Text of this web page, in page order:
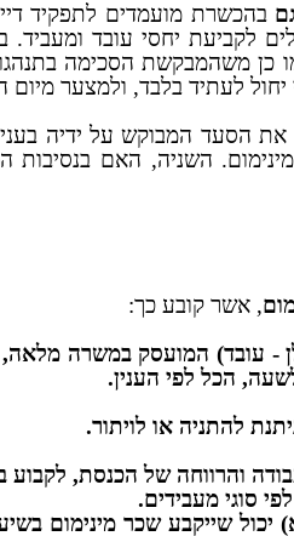
בהכשרת מועמדים לתפקיד
לקביעת יחסי עובד
כן משהמבקשת הסכימה
לעתיד בלבד, ולמצער
הסעד המבוקש על ידיה
השניה, האם בנסיבות
, אשר קובע כך:
לו 18 שנים (להלן - עובד) המועסק
הכל לפי הענין.
להתניה או לויתור.
והרווחה של הכנסת, לקבוע
סוגי מעבידים.
שייקבע שכר מינימום